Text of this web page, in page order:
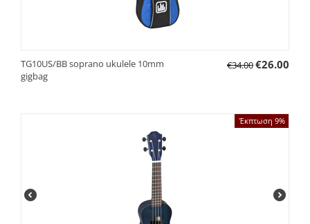
TG10US/BB soprano ukulele 10mm
gigbag
€34.00€26.00
Έκπτωση 9%